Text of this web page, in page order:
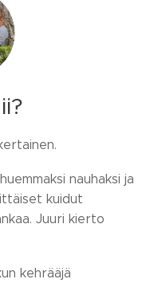
nauhaksi ja
kuidut
Juuri kierto
kehrääjä